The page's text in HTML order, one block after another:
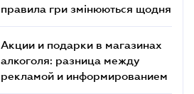
правила гри змінюються щодня
Акции и подарки в магазинах
алкоголя: разница между
рекламой и информированием